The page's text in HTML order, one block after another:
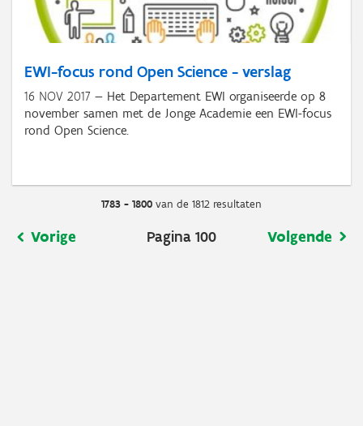
EWI-focus rond Open Science - verslag
16 NOV 2017
Het Departement EWI organiseerde op 8
november samen met de Jonge Academie een EWI-focus
rond Open Science.
1783 - 1800 van de 1812 resultaten
Paginering
Vorige
Vorige Pagina 100
Volgende
Volgende